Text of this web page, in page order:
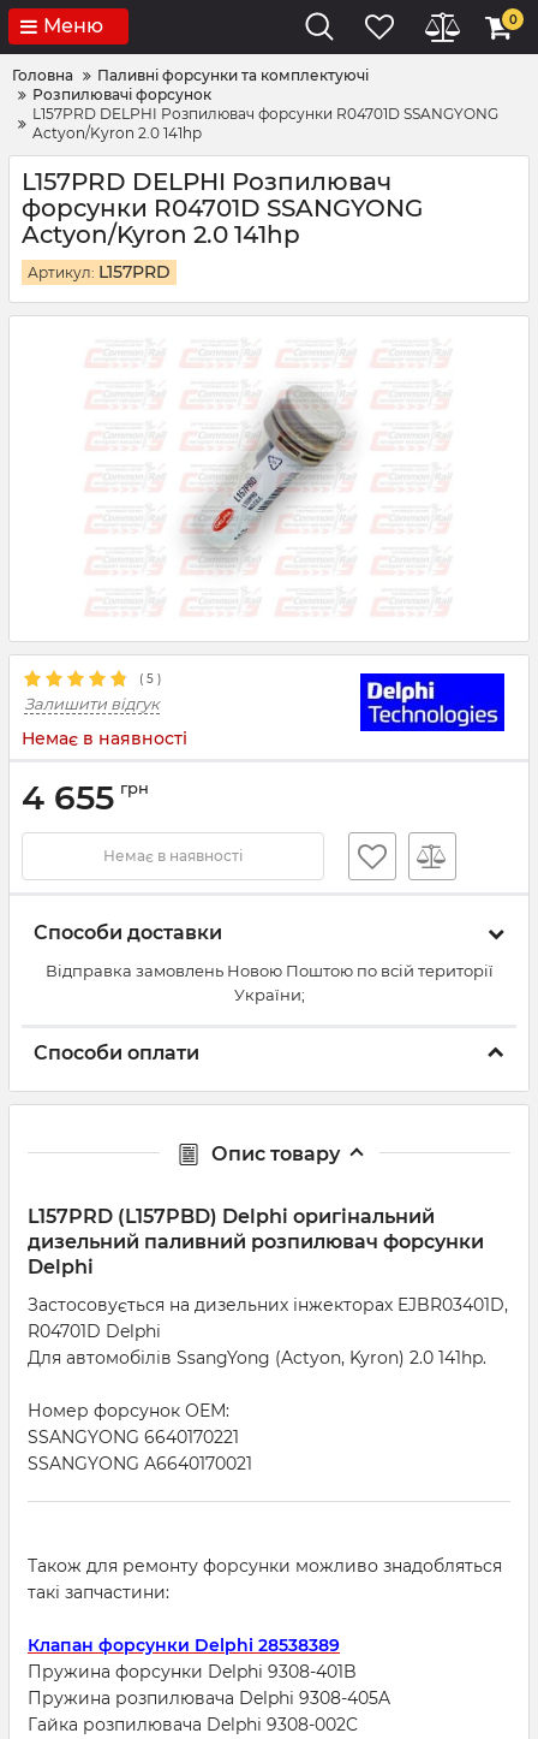
Меню 0
Головна
Паливні форсунки та комплектуючі
Розпилювачі форсунок
L157PRD DELPHI Розпилювач форсунки R04701D SSANGYONG
Actyon/Kyron 2.0 141hp
L157PRD DELPHI Розпилювач
форсунки R04701D SSANGYONG
Actyon/Kyron 2.0 141hp
Артикул: L157PRD
( 5 )
Залишити відгук
Немає в наявності
4 655 грн
Немає в наявності
Способи доставки
Відправка замовлень Новою Поштою по всій території
України;
Способи оплати
Опис товару
L157PRD (L157PBD) Delphi оригінальний
дизельний паливний розпилювач форсунки
Delphi
Застосовується на дизельних інжекторах EJBR03401D,
R04701D Delphi
Для автомобілів SsangYong (Actyon, Kyron) 2.0 141hp.
Номер форсунок ОЕМ:
SSANGYONG 6640170221
SSANGYONG A6640170021
Також для ремонту форсунки можливо знадобляться
такі запчастини:
Клапан форсунки Delphi 28538389
Пружина форсунки Delphi 9308-401B
Пружина розпилювача Delphi 9308-405A
Гайка розпилювача Delphi 9308-002C